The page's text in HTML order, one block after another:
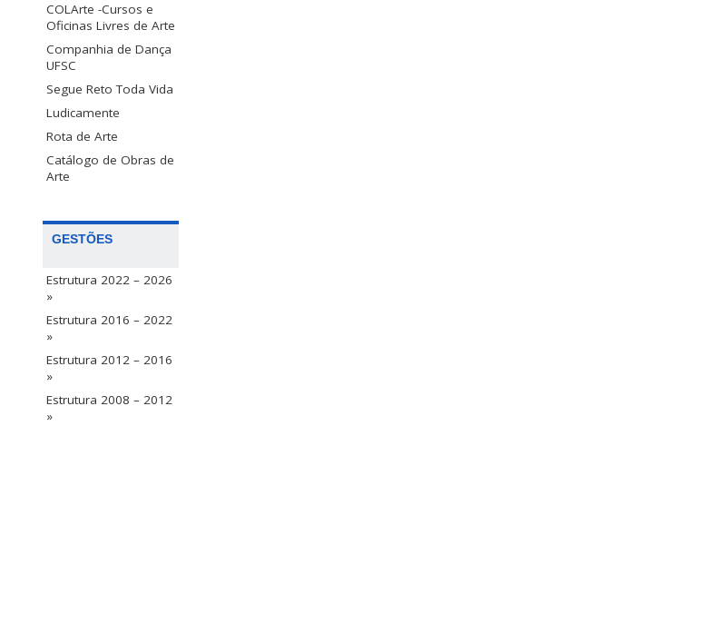
COLArte -Cursos e
Oficinas Livres de Arte
Companhia de Dança
UFSC
Segue Reto Toda Vida
Ludicamente
Rota de Arte
Catálogo de Obras de
Arte
GESTÕES
Estrutura 2022 – 2026
»
Estrutura 2016 – 2022
»
Estrutura 2012 – 2016
»
Estrutura 2008 – 2012
»